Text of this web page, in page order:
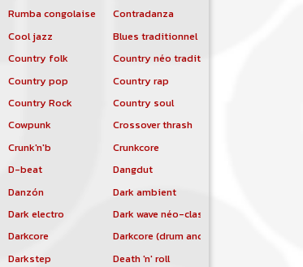
Rumba congolaise
Contradanza
Cool jazz
Blues traditionnel
Country folk
Country néo traditionnelle
Country pop
Country rap
Country Rock
Country soul
Cowpunk
Crossover thrash
Crunk'n'b
Crunkcore
D-beat
Dangdut
Danzón
Dark ambient
Dark electro
Dark wave néo-classique
Darkcore
Darkcore (drum and bass)
Darkstep
Death 'n' roll